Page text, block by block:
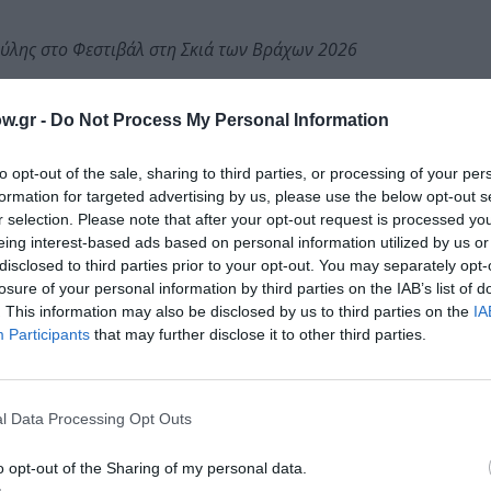
- Do Not Process My Personal Information
opt-out of the sale, sharing to third parties, or processing of your
for targeted advertising by us, please use the below opt-out
selection. Please note that after your opt-out request is processed
interest-based ads based on personal information utilized by us
to third parties prior to your opt-out. You may separately
of your personal information by third parties on the IAB’s list of
This information may also be disclosed by us to third parties on the
Participants that may further disclose it to other third parties.
Data Processing Opt Outs
opt-out of the Sharing of my personal data.
στο Φεστιβάλ στη Σκιά των Βράχων 2026
2002 έφερε το ‘Breath Of Life’ album και το 2004 το
album (2006). Συνέχισαν ακάθεκτοι με τα ‘Princess Alice
‘The Visitation’ (2011), ‘On The 13th Day’ (2012),
το πλέον πρόσφατο, εξαιρετικό ‘Lost On The Road To